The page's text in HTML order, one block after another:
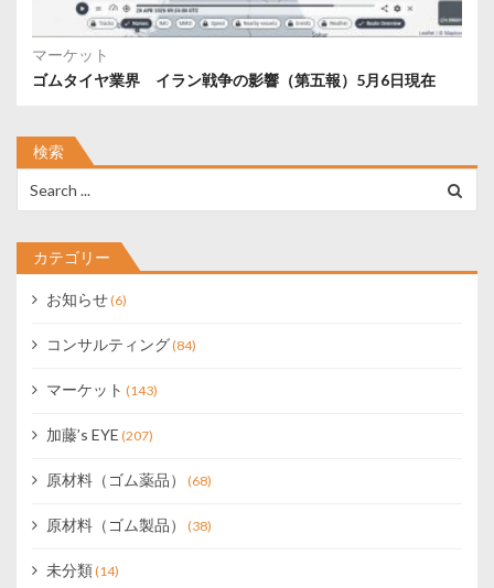
マーケット
ゴムタイヤ業界 イラン戦争の影響（第五報）5月6日現在
検索
for:
カテゴリー
お知らせ(6)
コンサルティング(84)
マーケット (143)
加藤’s EYE (207)
原材料（ゴム薬品） (68)
原材料（ゴム製品） (38)
未分類(14)